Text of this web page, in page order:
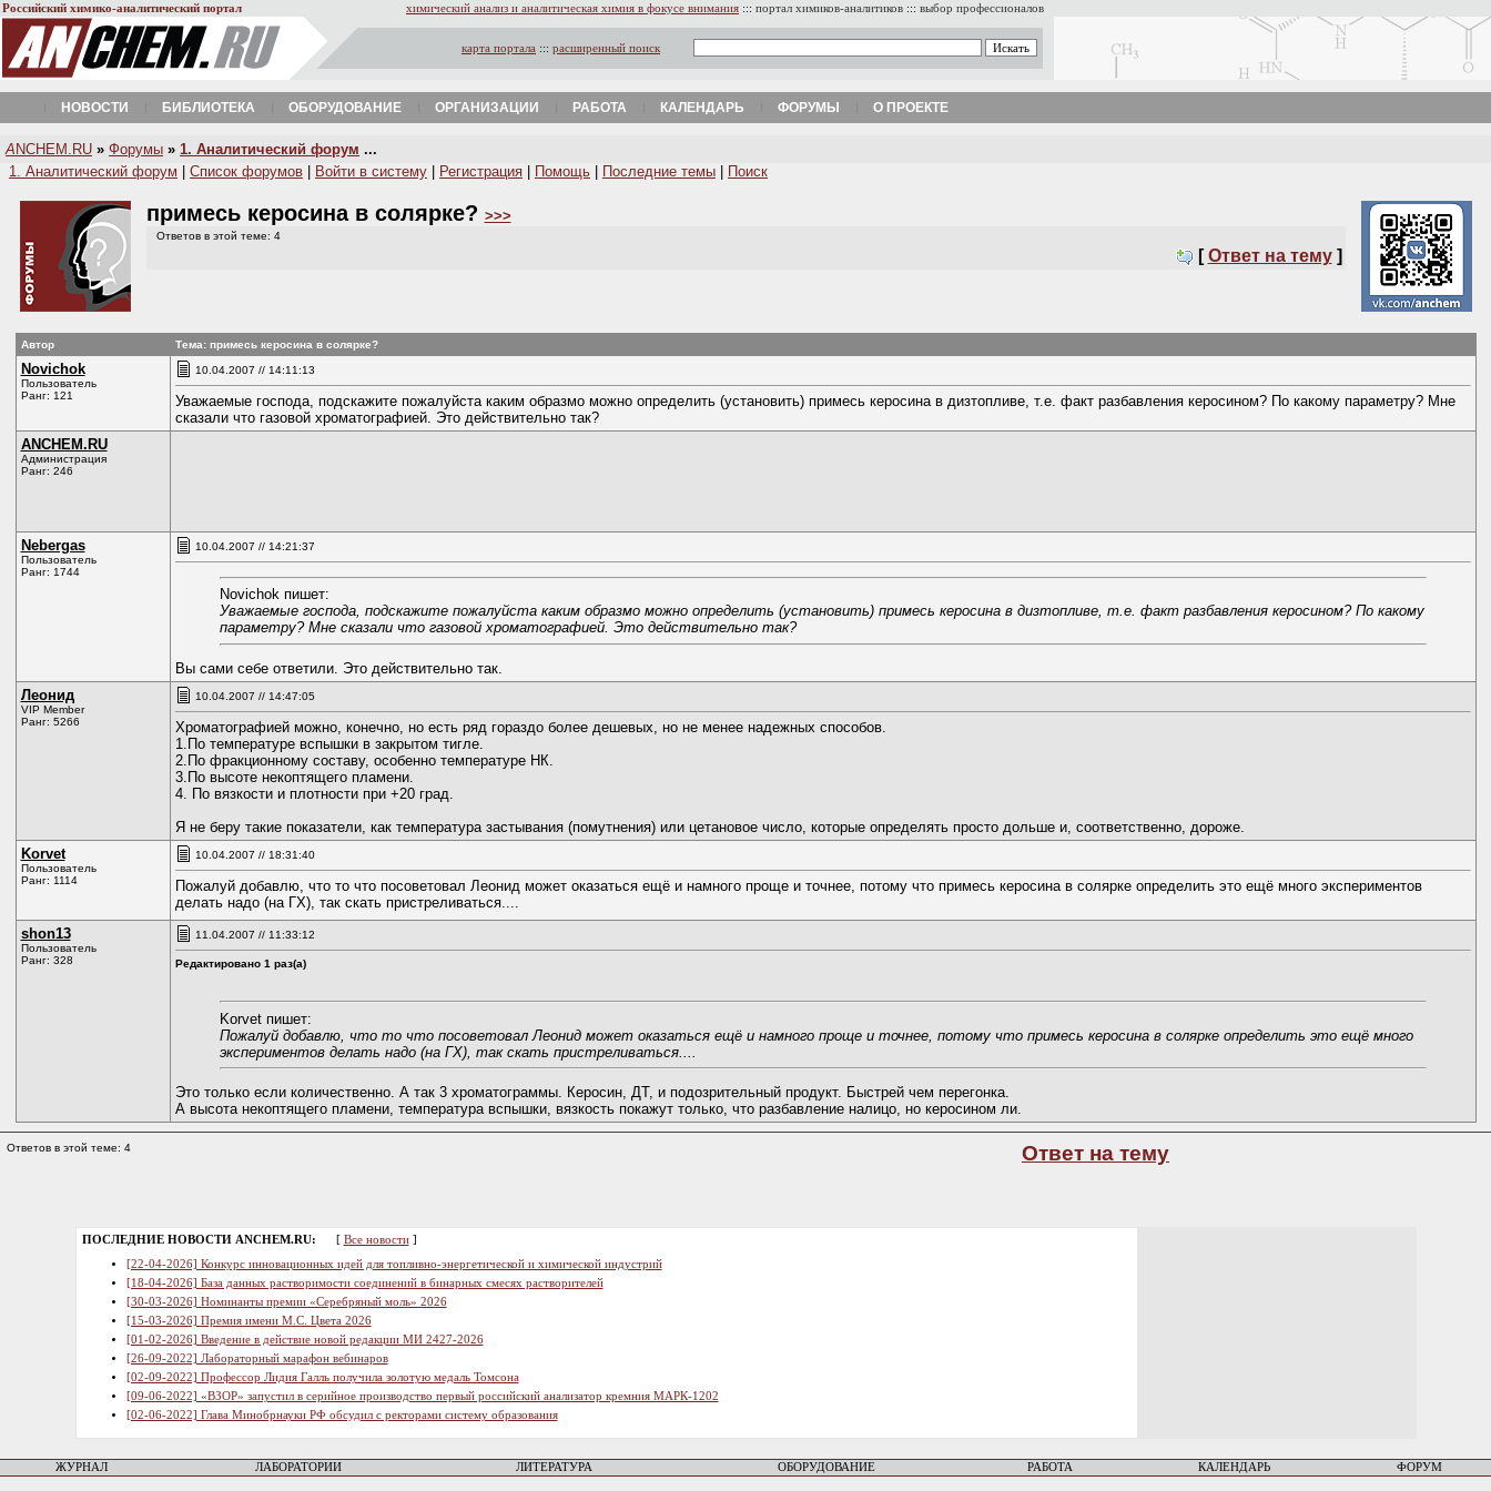
Российский химико-аналитический портал химический анализ и аналитическая химия в фокусе внимания ::: портал химиков-аналитиков ::: выбор профессионалов
карта портала ::: расширенный поиск
НОВОСТИ БИБЛИОТЕКА ОБОРУДОВАНИЕ ОРГАНИЗАЦИИ РАБОТА КАЛЕНДАРЬ ФОРУМЫ О ПРОЕКТЕ
A NCHEM.RU » Форумы » 1. Аналитический форум ...
1. Аналитический форум
Список форумов Войти в систему Регистрация Помощь Последние темы Поиск
примесь керосина в солярке? >>>
Ответов в этой теме: 4
[ Ответ на тему ]
Автор Тема: примесь керосина в солярке?
Novichok
Пользователь
Ранг: 121
10.04.2007 // 14:11:13
Уважаемые господа, подскажите пожалуйста каким образмо можно определить (установить) примесь керосина в дизтопливе, т.е. факт разбавления керосином? По какому параметру? Мне
сказали что газовой хроматографией. Это действительно так?
ANCHEM.RU
Администрация
Ранг: 246
Nebergas
Пользователь
Ранг: 1744
10.04.2007 // 14:21:37
Novichok пишет:
Уважаемые господа, подскажите пожалуйста каким образмо можно определить (установить) примесь керосина в дизтопливе, т.е. факт разбавления керосином? По какому
параметру? Мне сказали что газовой хроматографией. Это действительно так?
Вы сами себе ответили. Это действительно так.
Леонид
VIP Member
Ранг: 5266
10.04.2007 // 14:47:05
Хроматографией можно, конечно, но есть ряд гораздо более дешевых, но не менее надежных способов.
1.По температуре вспышки в закрытом тигле.
2.По фракционному составу, особенно температуре НК.
3.По высоте некоптящего пламени.
4. По вязкости и плотности при +20 град.
Я не беру такие показатели, как температура застывания (помутнения) или цетановое число, которые определять просто дольше и, соответственно, дороже.
Korvet
Пользователь
Ранг: 1114
10.04.2007 // 18:31:40
Пожалуй добавлю, что то что посоветовал Леонид может оказаться ещё и намного проще и точнее, потому что примесь керосина в солярке определить это ещё много экспериментов
делать надо (на ГХ), так скать пристреливаться....
shon13
Пользователь
Ранг: 328
11.04.2007 // 11:33:12
Редактировано 1 раз(а)
Korvet пишет:
Пожалуй добавлю, что то что посоветовал Леонид может оказаться ещё и намного проще и точнее, потому что примесь керосина в солярке определить это ещё много
экспериментов делать надо (на ГХ), так скать пристреливаться....
Это только если количественно. А так 3 хроматограммы. Керосин, ДТ, и подозрительный продукт. Быстрей чем перегонка.
А высота некоптящего пламени, температура вспышки, вязкость покажут только, что разбавление налицо, но керосином ли.
Ответов в этой теме: 4 Ответ на тему
ПОСЛЕДНИЕ НОВОСТИ ANCHEM.RU: [ Все новости]
[22-04-2026] Конкурс инновационных идей для топливно-энергетической и химической индустрий
[18-04-2026] База данных растворимости соединений в бинарных смесях растворителей
[30-03-2026] Номинанты премии «Серебряный моль» 2026
[15-03-2026] Премия имени М.С. Цвета 2026
[01-02-2026] Введение в действие новой редакции МИ 2427-2026
[26-09-2022] Лабораторный марафон вебинаров
[02-09-2022] Профессор Лидия Галль получила золотую медаль Томсона
[09-06-2022] «ВЗОР» запустил в серийное производство первый российский анализатор кремния МАРК-1202
[02-06-2022] Глава Минобрнауки РФ обсудил с ректорами систему образования
ЖУРНАЛ ЛАБОРАТОРИИ ЛИТЕРАТУРА ОБОРУДОВАНИЕ РАБОТА КАЛЕНДАРЬ ФОРУМ